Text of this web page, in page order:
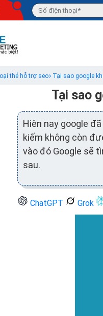
thẻ hỗ trợ seo Tại sao google
Tại sao
Hiên nay google
kiếm không còn
vào đó Google sẽ
sau.
ChatGPT Grok